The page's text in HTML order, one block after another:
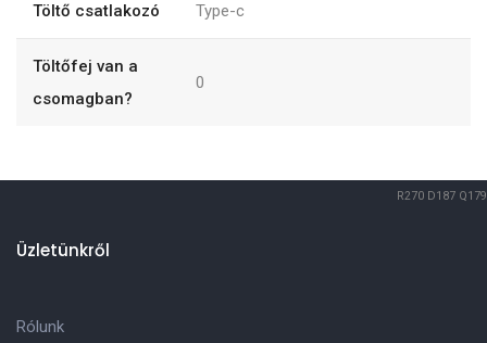
Töltő csatlakozó Type-c
Töltőfej van a
csomagban?
0
R270 D187 Q179
Üzletünkről
Rólunk